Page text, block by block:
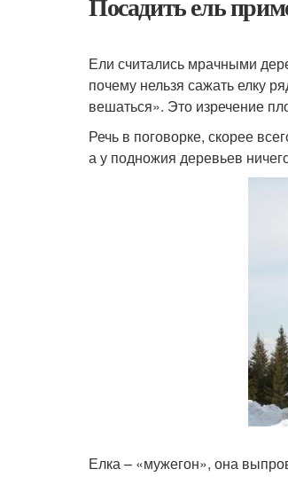
Ели считались мрачными
почему нельзя сажать елку
вешаться». Это изречение
Речь в поговорке, скорее
а у подножия деревьев
Елка – «мужегон», она